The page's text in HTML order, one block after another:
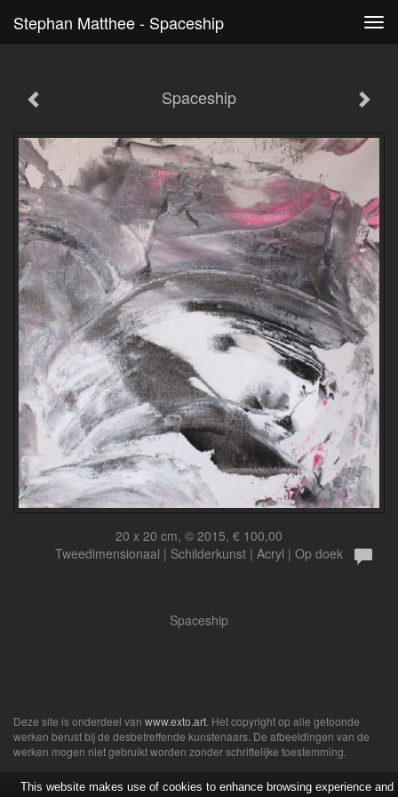
Stephan Matthee - Spaceship
Spaceship
20 x 20 cm, © 2015, € 100,00
Tweedimensionaal | Schilderkunst | Acryl | Op doek
Spaceship
Deze site is onderdeel van www.exto.art . Het copyright op alle getoonde
werken berust bij de desbetreffende kunstenaars. De afbeeldingen van de
werken mogen niet gebruikt worden zonder schriftelijke toestemming.
This website makes use of cookies to enhance browsing experience and